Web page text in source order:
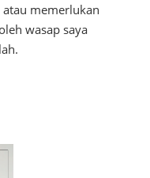
memerlukan
wasap saya